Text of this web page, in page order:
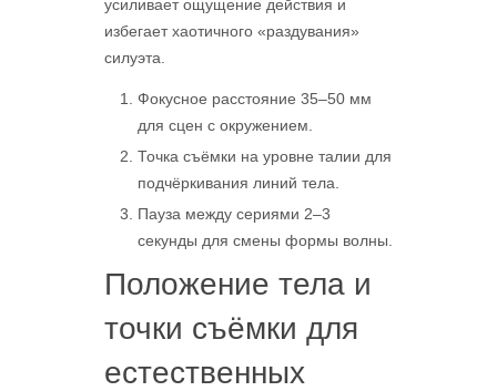
усиливает ощущение действия и
избегает хаотичного «раздувания»
силуэта.
Фокусное расстояние 35–50 мм
для сцен с окружением.
Точка съёмки на уровне талии для
подчёркивания линий тела.
Пауза между сериями 2–3
секунды для смены формы волны.
Положение тела и
точки съёмки для
естественных